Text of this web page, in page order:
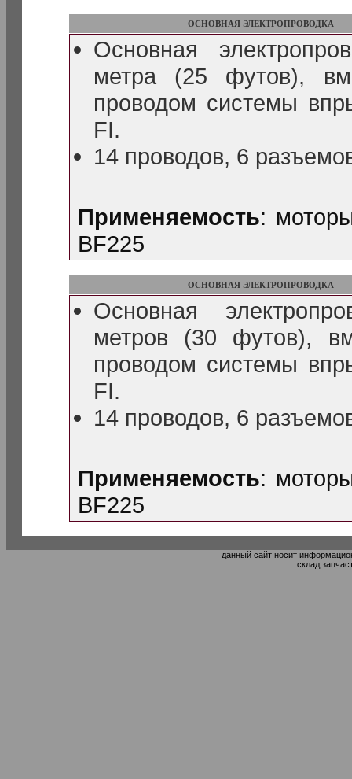
ОСНОВНАЯ ЭЛЕКТРОПРОВОДКА
Основная
метра (25 футов),
проводом системы
FI.
14 проводов, 6
Применяемость:
BF225
ОСНОВНАЯ ЭЛЕКТРОПРОВОДКА
Основная
метров (30 футов),
проводом системы
FI.
14 проводов, 6
Применяемость:
BF225
данный сайт носит
склад